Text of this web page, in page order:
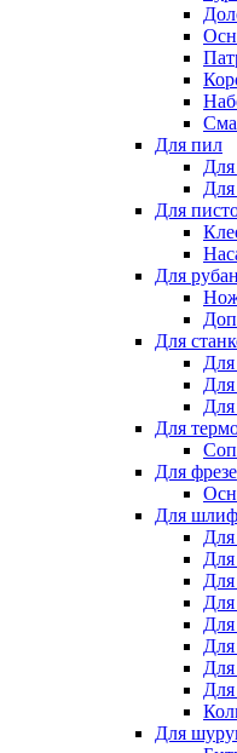
Для пил
Для
Для
Для
Для
Для
Для
Для
Для
Для
Для